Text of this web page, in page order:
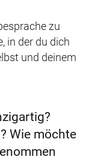
zu
in der du dich
und deinem
Wie möchte